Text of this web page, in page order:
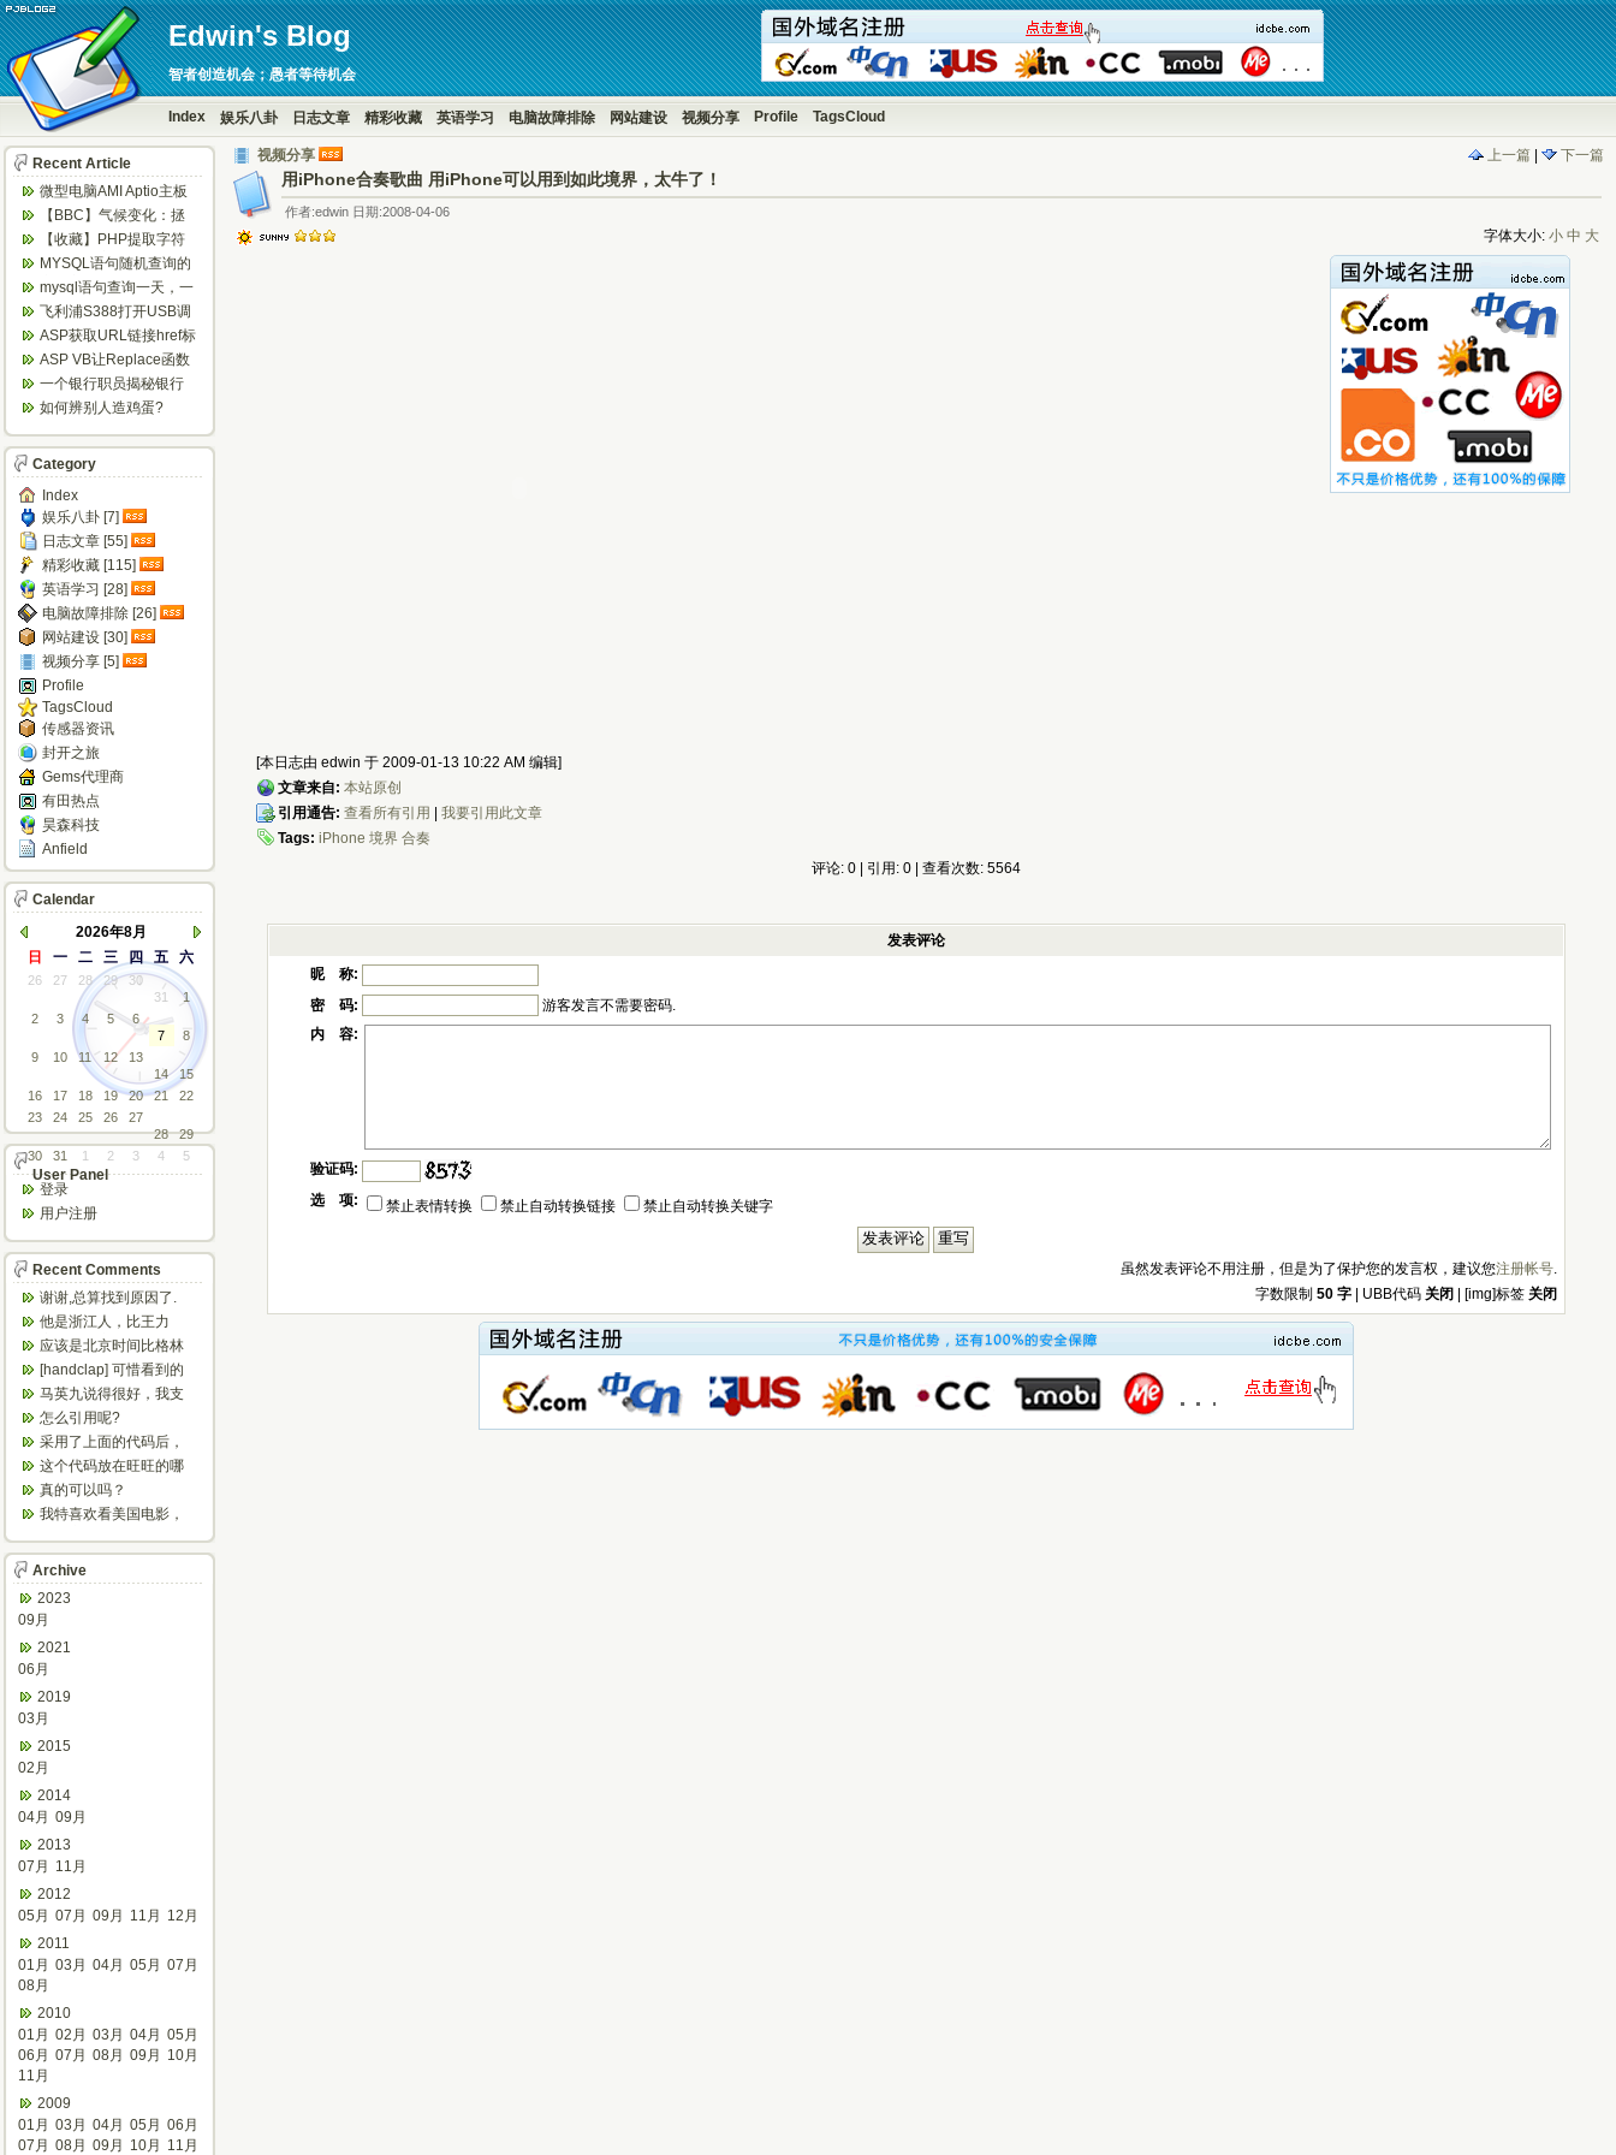
Edwin's Blog
智者创造机会；愚者等待机会
Index 娱乐八卦 日志文章 精彩收藏 英语学习 电脑故障排除 网站建设 视频分享 Profile TagsCloud
上一篇 下一篇
视频分享
用iPhone合奏歌曲 用iPhone可以用到如此境界，太牛了！
作者:edwin 日期:2008-04-06
字体大小: 小 中 大
[本日志由 edwin 于 2009-01-13 10:22 AM 编辑]
文章来自: 本站原创
引用通告: 查看所有引用
我要引用此文章
Tags: iPhone 境界 合奏
评论: 0 | 引用: 0 | 查看次数: 5564
发表评论
昵 称:
密 码:
游客发言不需要密码.
内 容:
验证码:
选 项:
禁止表情转换 禁止自动转换链接 禁止自动转换关键字
虽然发表评论不用注册，但是为了保护您的发言权，建议您注册帐号.
字数限制50 字 | UBB代码 关闭 | [img]标签 关闭
Recent Article
微型电脑AMI Aptio主板
BIOS设置定时开机...
【BBC】气候变化：拯
救地球，6个你意想不到
的方法...
【收藏】PHP提取字符
串中的数字
MYSQL语句随机查询的
实现方法
mysql语句查询一天，一
周等隔日数据
飞利浦S388打开USB调
试方法
ASP获取URL链接href标
签的值
ASP VB让Replace函数
替换不区分大小写 ...
一个银行职员揭秘银行
闹钱荒内幕
如何辨别人造鸡蛋?
Category
Index
娱乐八卦 [7]
日志文章 [55]
精彩收藏 [115]
英语学习 [28]
电脑故障排除 [26]
网站建设 [30]
视频分享 [5]
Profile
TagsCloud
传感器资讯
封开之旅
Gems代理商
有田热点
昊森科技
Anfield
Calendar
2026年8月
日
一 二 三 四 五 六
26 27 28 29
30
31
1
2
3 4 5
6
7
8
9
10 11 12
13
14
15
16
17 18 19 20 21
22
23
24 25 26
27
28
29
30
31 1 2 3 4 5
User Panel
登录
用户注册
Recent Comments
谢谢,总算找到原因了.
他是浙江人，比王力
宏、任贤齐等唱的粤语
歌好多了
应该是北京时间比格林
尼治时间早八小时
[handclap] 可惜看到的
太晚，不然可以省...
马英九说得很好，我支
持他，我已经恨大陆共
产。
怎么引用呢?
采用了上面的代码后，
怎么不停的刷新？
这个代码放在旺旺的哪
个文件里呀？
真的可以吗？
我特喜欢看美国电影，
力，加强语感...
Archive
2023
09月
2021
06月
2019
03月
2015
02月
2014
04月 09月
2013
07月
11月
2012
05月 07月 09月 11月
12月
2011
01月 03月 04月 05月 07月
08月
2010
01月 02月 03月 04月 05月
06月 07月 08月 09月
10月
11月
2009
01月 03月 04月 05月 06月
07月 08月 09月 10月 11月